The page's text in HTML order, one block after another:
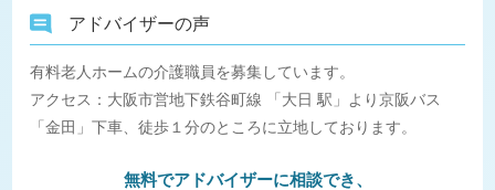
アドバイザーの声
有料老人ホームの介護職員を募集しています。
アクセス：大阪市営地下鉄谷町線 「大日 駅」より京阪バス
「金田」下車、徒歩１分のところに立地しております。
無料でアドバイザーに相談でき、